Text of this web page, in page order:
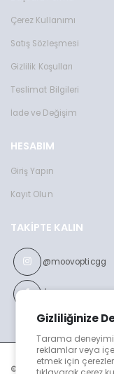
Gizliliğinize
Tarama
reklamlar veya
etmek için
Çerez Kullanımı
Satış Sözleşmesi
Gizlilik Koşulları
Teslimat Bilgileri
İade ve Değişim
HESABIM
Giriş Yapın
Kayıt Olun
TAKIPTE KALIN
@moovopticgg
© MOOV v2023